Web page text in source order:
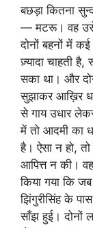
बछड़ा कितना
— मटरू। वह उसे
दोनों बहनों में
ज़्यादा चाहती
सका था। और
सुझाकर आख़िर
से गाय उधार
में तो आदमी का
है। ऐसा न हो,
आपित्त न की।
किया गया कि
झिंगुरीसिंह के
साँझ हुई। दोनों